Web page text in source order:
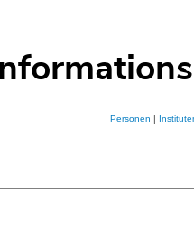
Personen